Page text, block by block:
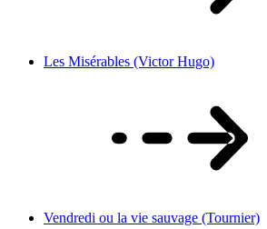
Les Misérables (Victor Hugo)
Vendredi ou la vie sauvage (Tournier)